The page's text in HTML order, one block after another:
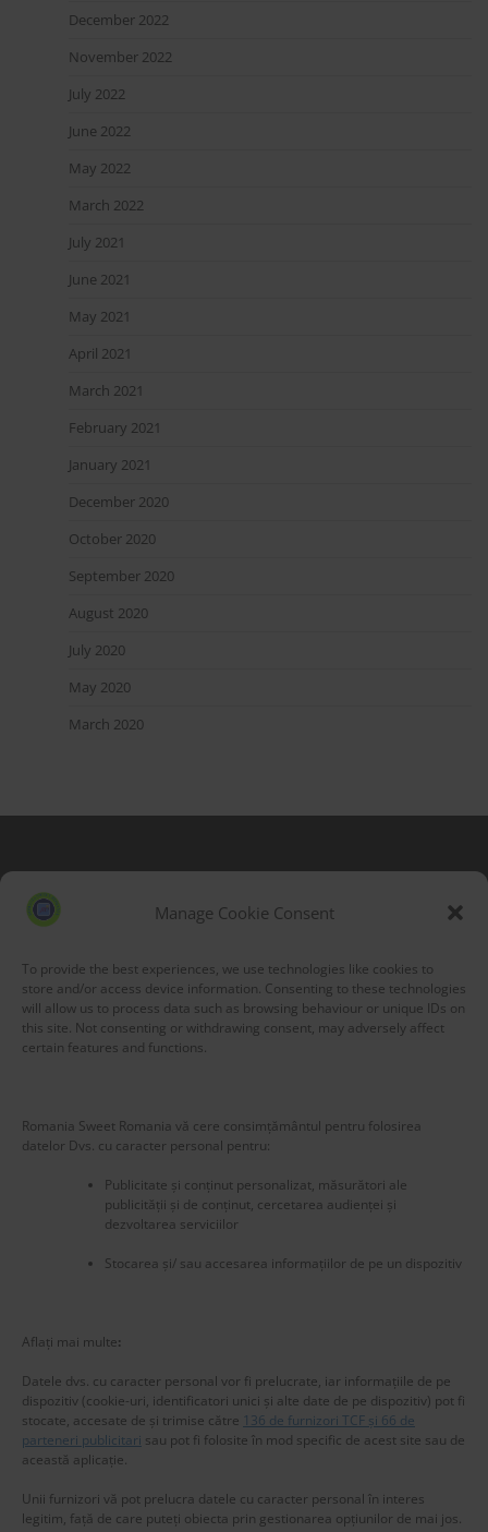
Manage Cookie Consent
To provide the best experiences, we use technologies like cookies to
store and/or access device information. Consenting to these technologies
will allow us to process data such as browsing behaviour or unique IDs on
this site. Not consenting or withdrawing consent, may adversely affect
certain features and functions.
Romania Sweet Romania vă cere consimțământul pentru folosirea
datelor Dvs. cu caracter personal pentru:
Publicitate și conținut personalizat, măsurători ale
publicității și de conținut, cercetarea audienței și
dezvoltarea serviciilor
Stocarea și/ sau accesarea informațiilor de pe un dispozitiv
Aflați mai multe:
Datele dvs. cu caracter personal vor fi prelucrate, iar informațiile de pe
dispozitiv (cookie-uri, identificatori unici și alte date de pe dispozitiv) pot fi
stocate, accesate de și trimise către 136 de furnizori TCF și 66 de
parteneri publicitari sau pot fi folosite în mod specific de acest site sau de
această aplicație.
Unii furnizori vă pot prelucra datele cu caracter personal în interes
legitim, față de care puteți obiecta prin gestionarea opțiunilor de mai jos.
December 2022
November 2022
July 2022
June 2022
May 2022
March 2022
July 2021
June 2021
May 2021
April 2021
March 2021
February 2021
January 2021
December 2020
October 2020
September 2020
August 2020
July 2020
May 2020
March 2020